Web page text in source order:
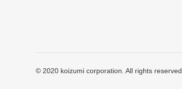
© 2020 koizumi corporation. All rights reserved.